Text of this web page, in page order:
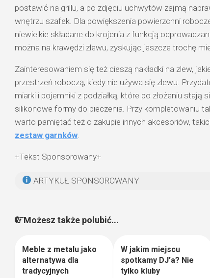
postawić na grillu, a po zdjęciu uchwytów zajmą
wnętrzu szafek. Dla powiększenia powierzchni
niewielkie składane do krojenia z funkcją
można na krawędzi zlewu, zyskując jeszcze trochę
Zainteresowaniem się też cieszą nakładki na zlew,
przestrzeń roboczą, kiedy nie używa się zlewu.
miarki i pojemniki z podziałką, które po złożeniu stają
silikonowe formy do pieczenia. Przy kompletowaniu
warto pamiętać też o zakupie innych akcesoriów,
zestaw garnków
+Tekst Sponsorowany+
ARTYKUŁ SPONSOROWANY
Możesz także polubić...
Meble z metalu jako
alternatywa dla
tradycyjnych
W jakim miejscu
spotkamy DJ’a? Nie
tylko kluby